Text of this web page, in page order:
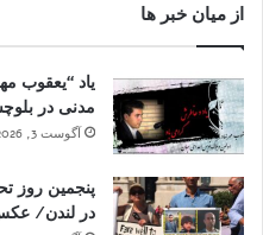
از میان خبر ها
یاد “یعقوب
مدنی در
آگوست 3, 2026
پنجمین روز
در لندن/